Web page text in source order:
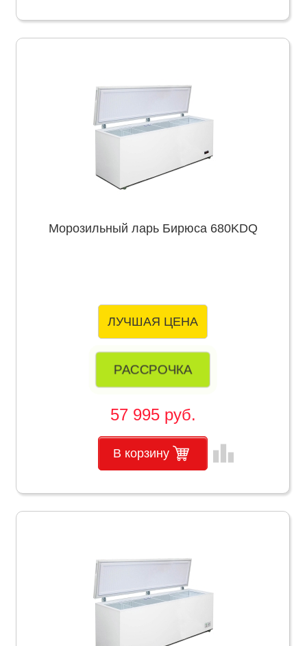
Морозильный ларь Бирюса 680KDQ
ЛУЧШАЯ ЦЕНА
РАССРОЧКА
57 995 руб.
В корзину leaderboard